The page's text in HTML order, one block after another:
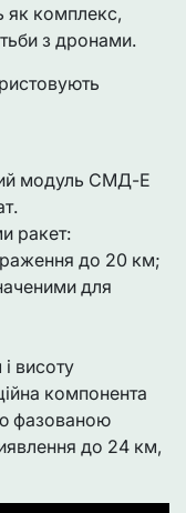
як комплекс,
з дронами.
модуль СМД-Е
ракет:
до 20 км;
для
висоту
компонента
фазованою
до 24 км,